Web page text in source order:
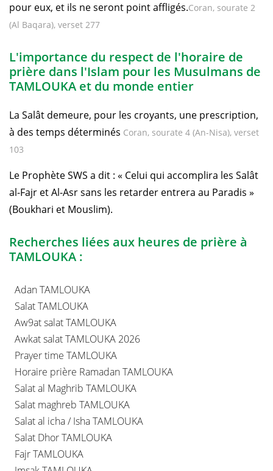
pour eux, et ils ne seront point affligés.Coran, sourate 2
(Al Baqara), verset 277
L'importance du respect de l'horaire de
prière dans l'Islam pour les Musulmans de
TAMLOUKA et du monde entier
La Salât demeure, pour les croyants, une prescription,
à des temps déterminés Coran, sourate 4 (An-Nisa), verset
103
Le Prophète SWS a dit : « Celui qui accomplira les Salât
al-Fajr et Al-Asr sans les retarder entrera au Paradis »
(Boukhari et Mouslim).
Recherches liées aux heures de prière à
TAMLOUKA :
Adan TAMLOUKA
Salat TAMLOUKA
Aw9at salat TAMLOUKA
Awkat salat TAMLOUKA 2026
Prayer time TAMLOUKA
Horaire prière Ramadan TAMLOUKA
Salat al Maghrib TAMLOUKA
Salat maghreb TAMLOUKA
Salat al icha / Isha TAMLOUKA
Salat Dhor TAMLOUKA
Fajr TAMLOUKA